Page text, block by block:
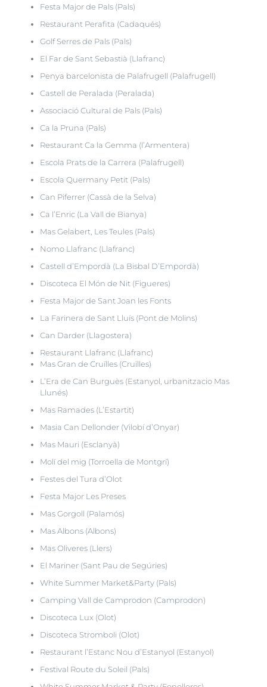
Festa Major de Pals (Pals)
Restaurant Perafita (Cadaqués)
Golf Serres de Pals (Pals)
El Far de Sant Sebastià (Llafranc)
Penya barcelonista de Palafrugell (Palafrugell)
Castell de Peralada (Peralada)
Associació Cultural de Pals (Pals)
Ca la Pruna (Pals)
Restaurant Ca la Gemma (l’Armentera)
Escola Prats de la Carrera (Palafrugell)
Escola Quermany Petit (Pals)
Can Piferrer (Cassà de la Selva)
Ca l’Enric (La Vall de Bianya)
Mas Gelabert, Les Teules (Pals)
Nomo Llafranc (Llafranc)
Castell d’Empordà (La Bisbal D’Empordà)
Discoteca El Món de Nit (Figueres)
Festa Major de Sant Joan les Fonts
La Farinera de Sant Lluís (Pont de Molins)
Can Darder (Llagostera)
Restaurant Llafranc (Llafranc)
Mas Gran de Cruïlles (Cruïlles)
L’Era de Can Burguès (Estanyol, urbanitzacio Mas
Llunés)
Mas Ramades (L’Estartit)
Masia Can Dellonder (Vilobí d’Onyar)
Mas Mauri (Esclanyà)
Molí del mig (Torroella de Montgrí)
Festes del Tura d’Olot
Festa Major Les Preses
Mas Gorgoll (Palamós)
Mas Albons (Albons)
Mas Oliveres (Llers)
El Mariner (Sant Pau de Segúries)
White Summer Market&Party (Pals)
Camping Vall de Camprodon (Camprodon)
Discoteca Lux (Olot)
Discoteca Stromboli (Olot)
Restaurant l’Estanc Nou d’Estanyol (Estanyol)
Festival Route du Soleil (Pals)